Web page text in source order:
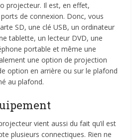
projecteur. Il est, en effet,
de connexion. Donc, vous
SD, une clé USB, un ordinateur
tablette, un lecteur DVD, une
portable et même une
une option de projection
option en arrière ou sur le plafond
au plafond.
vient aussi du fait qu’il est
plusieurs connectiques. Rien ne